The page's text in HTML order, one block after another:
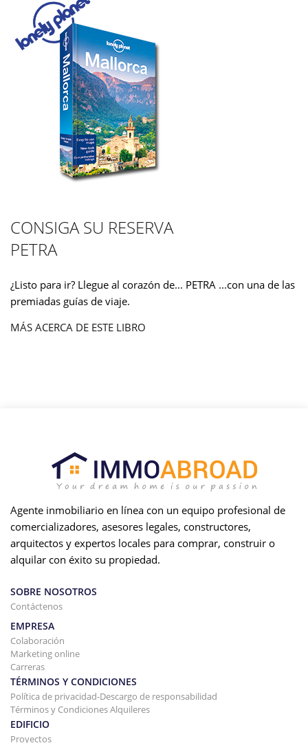
CONSIGA SU RESERVA
PETRA
¿Listo para ir? Llegue al corazón de... PETRA ...con una de las
premiadas guías de viaje.
MÁS ACERCA DE ESTE LIBRO
Agente inmobiliario en línea con un equipo profesional de
comercializadores, asesores legales, constructores,
arquitectos y expertos locales para comprar, construir o
alquilar con éxito su propiedad.
SOBRE NOSOTROS
Contáctenos
EMPRESA
Colaboración
Marketing online
Carreras
TÉRMINOS Y CONDICIONES
Política de privacidad-Descargo de responsabilidad
Términos y Condiciones Alquileres
EDIFICIO
Proyectos